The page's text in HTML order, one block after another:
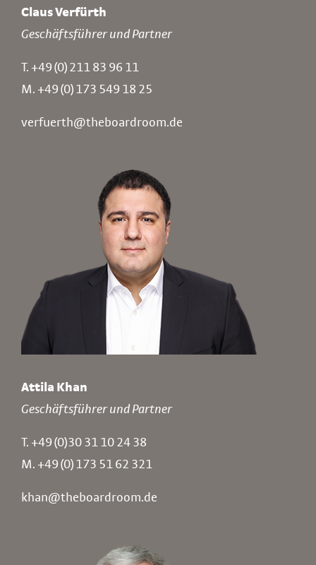
Claus Verfürth
Geschäftsführer und Partner
T. +49 (0) 211 83 96 11
M. +49 (0) 173 549 18 25
verfuerth@theboardroom.de
Attila Khan
Geschäftsführer und Partner
T. +49 (0)30 31 10 24 38
M. +49 (0) 173 51 62 321
khan@theboardroom.de